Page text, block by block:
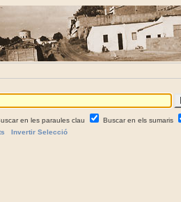
en les paraules clau Buscar en els sumaris
Invertir Selecció